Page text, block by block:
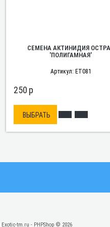
СЕМЕНА АКТИНИДИЯ
'ПОЛИГАМНАЯ'
Артикул: ET081
250 p
ВЫБРАТЬ
Exotic-tm.ru - PHPShop © 2026